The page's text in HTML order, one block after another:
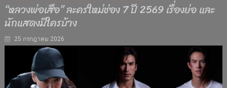
“หลวงพ่อเสือ” ละครใหม่ช่อง 7 ปี 2569 เรื่องย่อ และ
นักแสดงมีใครบ้าง
25 กรกฎาคม 2026